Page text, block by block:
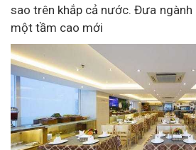
sao trên khắp cả nước. Đưa ngành
một tầm cao mới